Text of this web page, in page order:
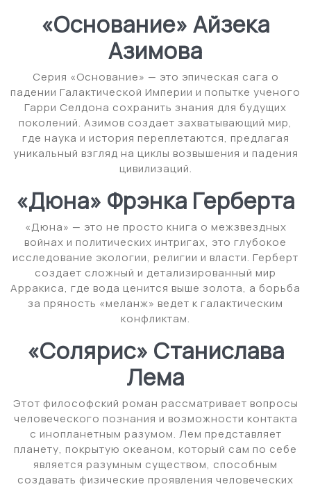
«Основание» Айзека
Азимова
Серия «Основание» — это эпическая сага о
падении Галактической Империи и попытке ученого
Гарри Селдона сохранить знания для будущих
поколений. Азимов создает захватывающий мир,
где наука и история переплетаются, предлагая
уникальный взгляд на циклы возвышения и падения
цивилизаций.
«Дюна» Фрэнка Герберта
«Дюна» — это не просто книга о межзвездных
войнах и политических интригах, это глубокое
исследование экологии, религии и власти. Герберт
создает сложный и детализированный мир
Арракиса, где вода ценится выше золота, а борьба
за пряность «меланж» ведет к галактическим
конфликтам.
«Солярис» Станислава
Лема
Этот философский роман рассматривает вопросы
человеческого познания и возможности контакта
с инопланетным разумом. Лем представляет
планету, покрытую океаном, который сам по себе
является разумным существом, способным
создавать физические проявления человеческих